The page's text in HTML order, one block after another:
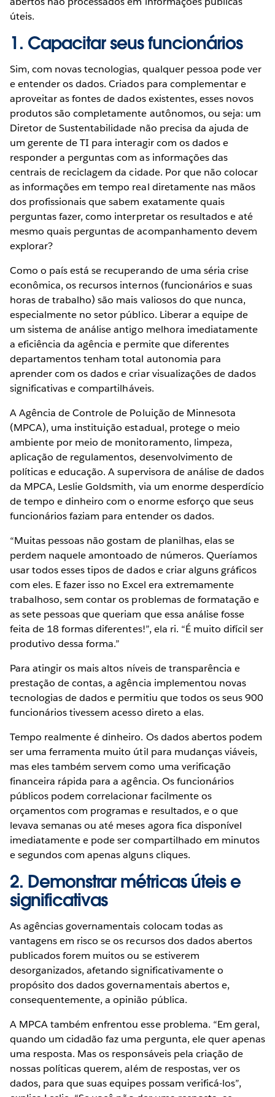
úteis.
1. Capacitar seus funcionários
Sim, com novas tecnologias, qualquer pessoa pode ver
e entender os dados. Criados para complementar e
aproveitar as fontes de dados existentes, esses novos
produtos são completamente autônomos, ou seja: um
Diretor de Sustentabilidade não precisa da ajuda de
um gerente de TI para interagir com os dados e
responder a perguntas com as informações das
centrais de reciclagem da cidade. Por que não colocar
as informações em tempo real diretamente nas mãos
dos profissionais que sabem exatamente quais
perguntas fazer, como interpretar os resultados e até
mesmo quais perguntas de acompanhamento devem
explorar?
Como o país está se recuperando de uma séria crise
econômica, os recursos internos (funcionários e suas
horas de trabalho) são mais valiosos do que nunca,
especialmente no setor público. Liberar a equipe de
um sistema de análise antigo melhora imediatamente
a eficiência da agência e permite que diferentes
departamentos tenham total autonomia para
aprender com os dados e criar visualizações de dados
significativas e compartilháveis.
A Agência de Controle de Poluição de Minnesota
(MPCA), uma instituição estadual, protege o meio
ambiente por meio de monitoramento, limpeza,
aplicação de regulamentos, desenvolvimento de
políticas e educação. A supervisora de análise de dados
da MPCA, Leslie Goldsmith, via um enorme desperdício
de tempo e dinheiro com o enorme esforço que seus
funcionários faziam para entender os dados.
“Muitas pessoas não gostam de planilhas, elas se
perdem naquele amontoado de números. Queríamos
usar todos esses tipos de dados e criar alguns gráficos
com eles. E fazer isso no Excel era extremamente
trabalhoso, sem contar os problemas de formatação e
as sete pessoas que queriam que essa análise fosse
feita de 18 formas diferentes!”, ela ri. “É muito difícil ser
produtivo dessa forma.”
Para atingir os mais altos níveis de transparência e
prestação de contas, a agência implementou novas
tecnologias de dados e permitiu que todos os seus 900
funcionários tivessem acesso direto a elas.
Tempo realmente é dinheiro. Os dados abertos podem
ser uma ferramenta muito útil para mudanças viáveis,
mas eles também servem como uma verificação
financeira rápida para a agência. Os funcionários
públicos podem correlacionar facilmente os
orçamentos com programas e resultados, e o que
levava semanas ou até meses agora fica disponível
imediatamente e pode ser compartilhado em minutos
e segundos com apenas alguns cliques.
2. Demonstrar métricas úteis e
significativas
As agências governamentais colocam todas as
vantagens em risco se os recursos dos dados abertos
publicados forem muitos ou se estiverem
desorganizados, afetando significativamente o
propósito dos dados governamentais abertos e,
consequentemente, a opinião pública.
A MPCA também enfrentou esse problema. “Em geral,
quando um cidadão faz uma pergunta, ele quer apenas
uma resposta. Mas os responsáveis pela criação de
nossas políticas querem, além de respostas, ver os
dados, para que suas equipes possam verificá-los”,